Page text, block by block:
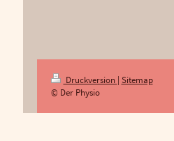
Druckversion | Sitemap
© Der Physio